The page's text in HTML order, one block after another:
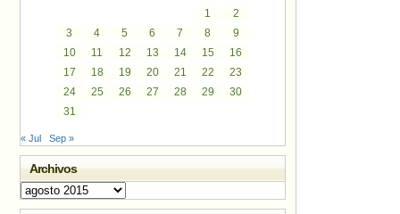
1
2
3
4 5 6 7 8
9
10
11 12 13 14 15
16
17
18 19 20 21 22
23
24
25 26 27 28 29
30
31
« Jul Sep »
Archivos
Archivos